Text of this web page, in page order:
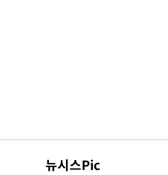
뉴시스Pic